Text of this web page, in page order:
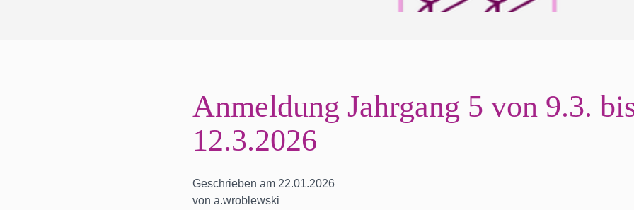
Anmeldung Jahrgang 5 von 9.3.
12.3.2026
Geschrieben am 22.01.2026
von a.wroblewski